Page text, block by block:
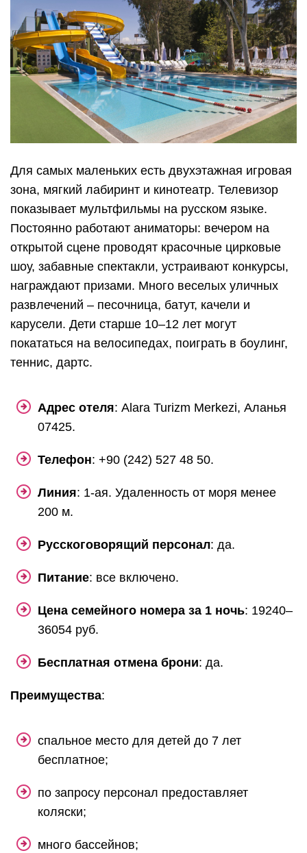
Для самых маленьких есть двухэтажная игровая
зона, мягкий лабиринт и кинотеатр. Телевизор
показывает мультфильмы на русском языке.
Постоянно работают аниматоры: вечером на
открытой сцене проводят красочные цирковые
шоу, забавные спектакли, устраивают конкурсы,
награждают призами. Много веселых уличных
развлечений – песочница, батут, качели и
карусели. Дети старше 10–12 лет могут
покататься на велосипедах, поиграть в боулинг,
теннис, дартс.
Адрес отеля: Alara Turizm Merkezi, Аланья
07425.
Телефон: +90 (242) 527 48 50.
Линия: 1-ая. Удаленность от моря менее
200 м.
Русскоговорящий персонал: да.
Питание: все включено.
Цена семейного номера за 1 ночь: 19240–
36054 руб.
Бесплатная отмена брони: да.
Преимущества:
спальное место для детей до 7 лет
бесплатное;
по запросу персонал предоставляет
коляски;
много бассейнов;